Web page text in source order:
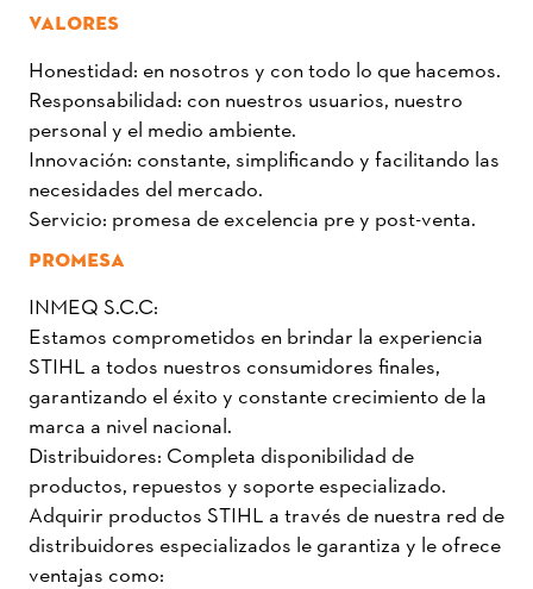
VALORES
Honestidad: en nosotros y con todo lo que hacemos.
Responsabilidad: con nuestros usuarios, nuestro
personal y el medio ambiente.
Innovación: constante, simplificando y facilitando las
necesidades del mercado.
Servicio: promesa de excelencia pre y post-venta.
PROMESA
INMEQ S.C.C:
Estamos comprometidos en brindar la experiencia
STIHL a todos nuestros consumidores finales,
garantizando el éxito y constante crecimiento de la
marca a nivel nacional.
Distribuidores: Completa disponibilidad de
productos, repuestos y soporte especializado.
Adquirir productos STIHL a través de nuestra red de
distribuidores especializados le garantiza y le ofrece
ventajas como: